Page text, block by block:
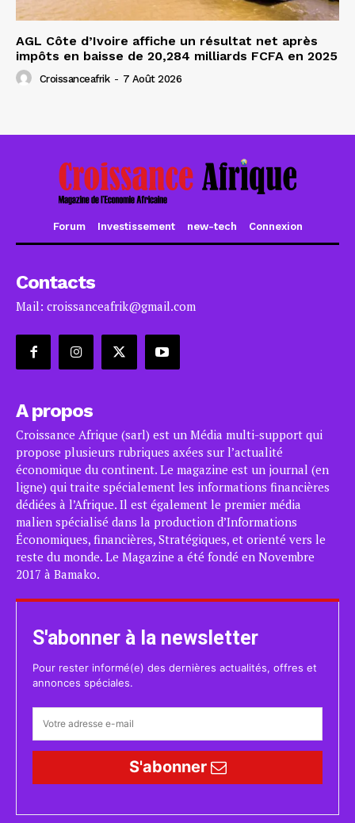
AGL Côte d’Ivoire affiche un résultat net après
impôts en baisse de 20,284 milliards FCFA en 2025
Croissanceafrik - 7 Août 2026
Forum Investissement new-tech Connexion
Contacts
Mail: croissanceafrik@gmail.com
A propos
Croissance Afrique (sarl) est un Média multi-support qui
propose plusieurs rubriques axées sur l’actualité
économique du continent. Le magazine est un journal (en
ligne) qui traite spécialement les informations financières
dédiées à l’Afrique. Il est également le premier média
malien spécialisé dans la production d’Informations
Économiques, financières, Stratégiques, et orienté vers le
reste du monde. Le Magazine a été fondé en Novembre
2017 à Bamako.
S'abonner à la newsletter
Pour rester informé(e) des dernières actualités, offres et
annonces spéciales.
S'abonner